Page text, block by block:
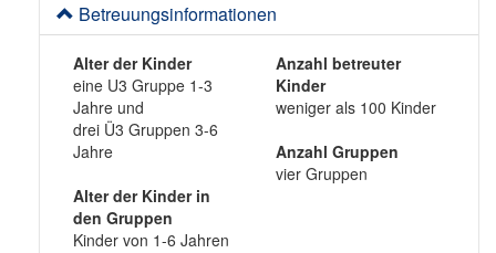
Betreuungsinformationen
Alter der Kinder
eine U3 Gruppe 1-3
Jahre und
drei Ü3 Gruppen 3-6
Jahre
Alter der Kinder in
den Gruppen
Kinder von 1-6 Jahren
Anzahl betreuter
Kinder
weniger als 100 Kinder
Anzahl Gruppen
vier Gruppen